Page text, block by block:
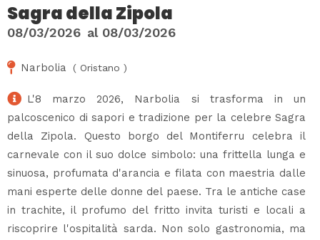
Sagra della Zipola
08/03/2026 al 08/03/2026
Narbolia ( Oristano )
L'8 marzo 2026, Narbolia si trasforma in un
palcoscenico di sapori e tradizione per la celebre Sagra
della Zipola. Questo borgo del Montiferru celebra il
carnevale con il suo dolce simbolo: una frittella lunga e
sinuosa, profumata d'arancia e filata con maestria dalle
mani esperte delle donne del paese. Tra le antiche case
in trachite, il profumo del fritto invita turisti e locali a
riscoprire l'ospitalità sarda. Non solo gastronomia, ma